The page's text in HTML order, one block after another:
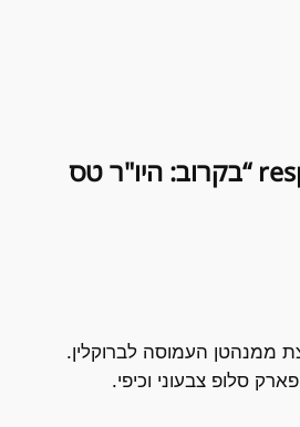
52 responses to “בקרוב: היו"ר טס
העמוסה לברוקלין.
סלופ צבעוני וכיפי.